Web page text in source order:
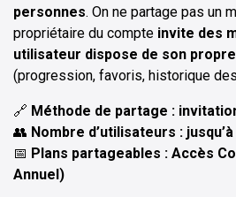
personnes. On ne partage pas un
propriétaire du compte invite des
utilisateur dispose de son
(progression, favoris, historique
🔗 Méthode de partage :
👥 Nombre d’utilisateurs :
📅 Plans partageables : Accès
Annuel)